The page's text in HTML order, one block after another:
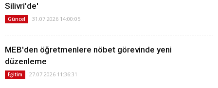
Silivri'de'
Güncel 31.07.2026 14:00:05
MEB'den öğretmenlere nöbet görevinde yeni
düzenleme
Eğitim 27.07.2026 11:36:31